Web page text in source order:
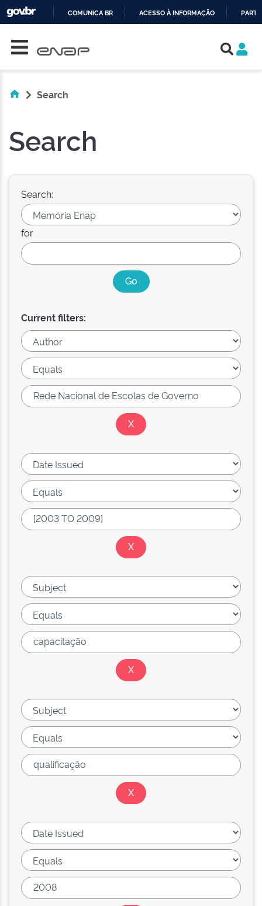
COMUNICA BR ACESSO À INFORMAÇÃO
Search
Search
Search:
for
Current filters: